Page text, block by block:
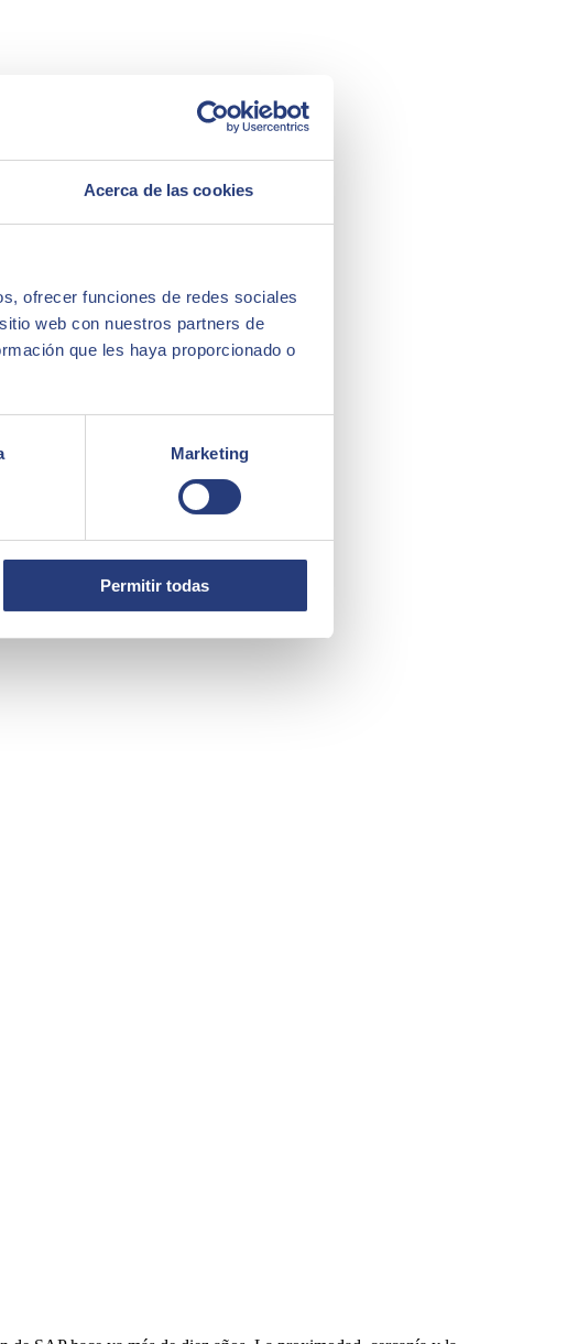
Acerca de las cookies
ofrecer funciones de redes sociales
web con nuestros partners de
que les haya proporcionado o
Marketing
Permitir todas